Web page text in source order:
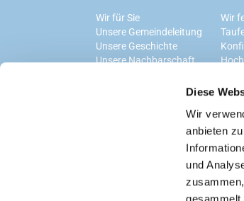
Diese
Wir
anbieten
und
Wir für Sie
Unsere Gemeindeleitung
Unsere Geschichte
Unsere Nachbarschaft
Wir